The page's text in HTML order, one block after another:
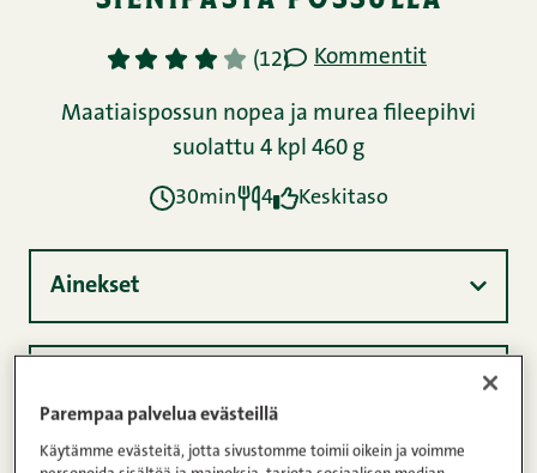
Parempaa palvelua evästeillä
Käytämme evästeitä, jotta sivustomme toimii oikein ja voimme